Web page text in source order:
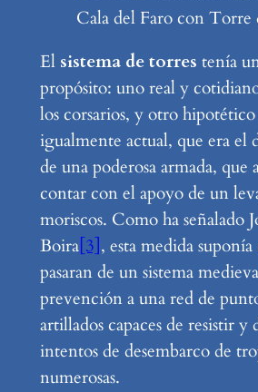
Cala del Faro con
El sistema de torres tenía
propósito: uno real y
los corsarios, y otro
igualmente actual, que era el
de una poderosa armada, que
contar con el apoyo de un
moriscos. Como ha señalado
Boira[3], esta medida suponía
pasaran de un sistema
prevención a una red de
artillados capaces de resistir y
intentos de desembarco de
numerosas.